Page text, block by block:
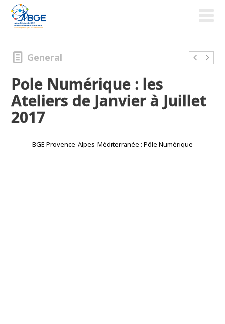
General
Pole Numérique : les
Ateliers de Janvier à Juillet
2017
BGE Provence-Alpes-Méditerranée : Pôle Numérique